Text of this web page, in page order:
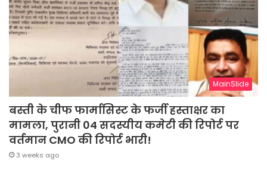
MainSlide
बस्ती के चीफ फार्मासिस्ट के फर्जी हस्ताक्षर का
मामला, पुरानी 04 सदस्यीय कमेटी की रिपोर्ट पर
वर्तमान CMO की रिपोर्ट भारी!
3 weeks ago